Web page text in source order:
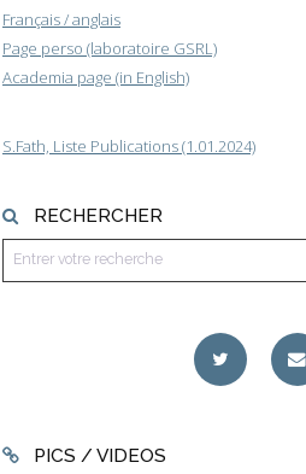
Français / anglais
Page perso (laboratoire GSRL)
Academia page (in English)
S.Fath, Liste Publications (1.01.2024)
RECHERCHER
PICS / VIDEOS